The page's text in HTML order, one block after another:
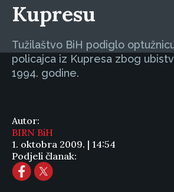
Kupresu
Tužilaštvo BiH podiglo
policajca iz Kupresa zbog
1994. godine.
Autor:
BIRN BiH
1. oktobra 2009. | 14:54
Podjeli članak: